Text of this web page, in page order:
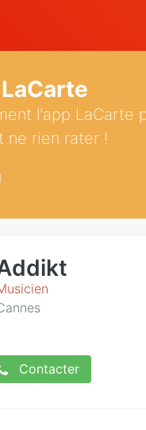
l'app LaCarte
ne rien rater !
Contacter